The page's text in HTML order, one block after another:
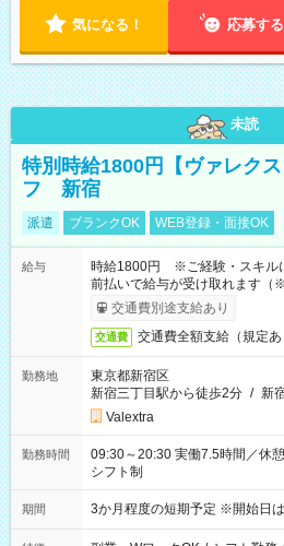
気になる！ 応募する
未読
特別時給1800円【ヴァレク
フ 新宿
派遣 ブランクOK WEB登録・面接OK
給与
時給1800円 ※ご経験・スキル
前払いで給与が受け取れます（
交通費別途支給あり
交通費 交通費全額支給（規定あ
勤務地
東京都新宿区
新宿三丁目駅から徒歩2分 / 新
Valextra
勤務時間
09:30～20:30 実働7.5時間／休憩1.5時間 営業時間に合わせた
シフト制
期間 3か月程度の短期予定 ※開始日